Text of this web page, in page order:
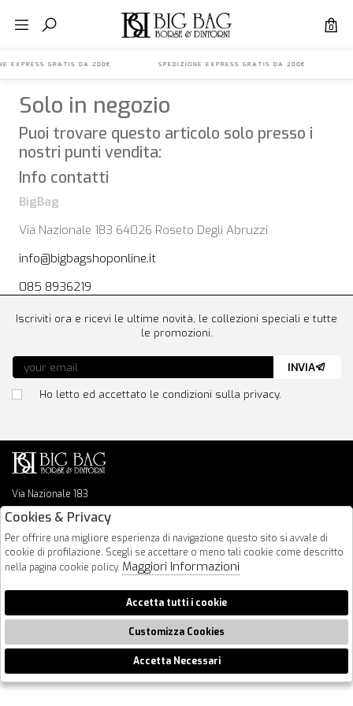
0
EXPRESS GRATIS DA 200€ SPEDIZIONE EXPRESS GRATIS DA
Solo in negozio
Puoi trovare questo articolo solo presso i
nostri punti vendita:
Info contatti
BigBag
Via Nazionale 183 64026 Roseto Degli Abruzzi
info@bigbagshoponline.it
085 8936219
Via Nazionale 183
64026 Roseto Degli Abruzzi
info@bigbagshoponline.it
follow us
Iscriviti ora e ricevi le ultime novità, le collezioni speciali e tutte
le promozioni.
Ho letto ed accettato le condizioni sulla privacy.
INVIA
2026 BigBag - P.iva : 00916940679 Powered by
🍪
Cookies & Privacy
Per offrire una migliore esperienza di navigazione questo sito si avvale di
cookie di profilazione. Scegli se accettare o meno tali cookie come descritto
nella pagina cookie policy. Maggiori Informazioni
Accetta tutti i cookie
Customizza Cookies
Accetta Necessari